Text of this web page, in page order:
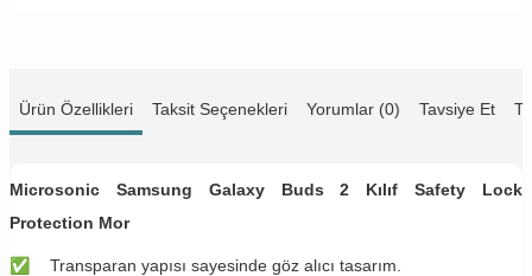
Ürün Özellikleri Taksit Seçenekleri Yorumlar (0) Tavsiye Et
Microsonic Samsung Galaxy Buds 2 Kılıf Safety Lock
Protection Mor
✅ ​​​Transparan yapısı sayesinde göz alıcı tasarım.